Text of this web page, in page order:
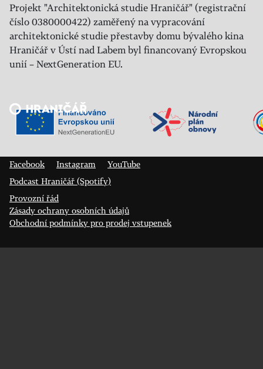
Projekt "Architektonická studie Hraničář" (registrační
číslo 0380000422) zaměřený na vypracování
architektonické studie přestavby domu bývalého kina
Hraničář v Ústí nad Labem byl financovaný Evropskou
unií – NextGeneration EU.
Veřejný sál Hraničář, spolek
Facebook
Instagram
YouTube
Podcast Hraničář (Spotify)
Provozní řád
Zásady ochrany osobních údajů
Obchodní podmínky pro prodej vstupenek